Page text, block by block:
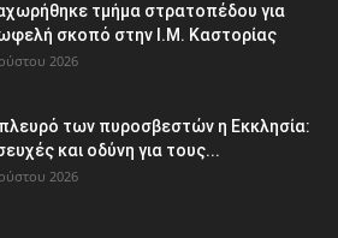
τμήμα στρατοπέδου για
σκοπό στην Ι.Μ. Καστορίας
2026
των πυροσβεστών η Εκκλησία:
και οδύνη για τους...
2026